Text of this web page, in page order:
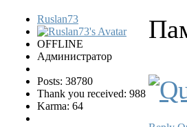
Ruslan73
OFFLINE
Администратор
Posts: 38780
Thank you received: 988
Karma: 64